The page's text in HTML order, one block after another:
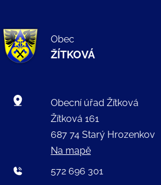
Obec
ŽÍTKOVÁ
Obecní úřad Žítková
Žítková 161
687 74 Starý Hrozenkov
Na mapě
572 696 301